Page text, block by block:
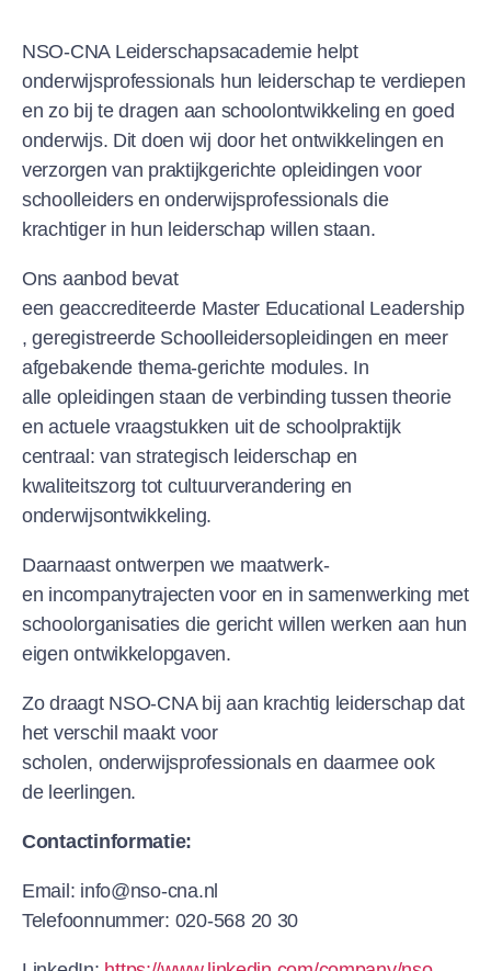
NSO-CNA Leiderschapsacademie helpt
onderwijsprofessionals hun leiderschap te verdiepen
en zo bij te dragen aan schoolontwikkeling en goed
onderwijs. Dit doen wij door het ontwikkelingen en
verzorgen van praktijkgerichte opleidingen voor
schoolleiders en onderwijsprofessionals die
krachtiger in hun leiderschap willen staan.
Ons aanbod bevat
een geaccrediteerde Master Educational Leadership
, geregistreerde Schoolleidersopleidingen en meer
afgebakende thema-gerichte modules. In
alle opleidingen staan de verbinding tussen theorie
en actuele vraagstukken uit de schoolpraktijk
centraal: van strategisch leiderschap en
kwaliteitszorg tot cultuurverandering en
onderwijsontwikkeling.
Daarnaast ontwerpen we maatwerk-
en incompanytrajecten voor en in samenwerking met
schoolorganisaties die gericht willen werken aan hun
eigen ontwikkelopgaven.
Zo draagt NSO-CNA bij aan krachtig leiderschap dat
het verschil maakt voor
scholen, onderwijsprofessionals en daarmee ook
de leerlingen.
Contactinformatie:
Email: info@nso-cna.nl
Telefoonnummer: 020-568 20 30